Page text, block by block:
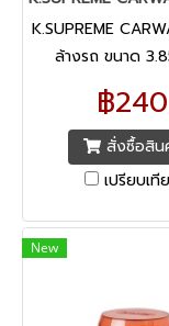
K.SUPREME
ล้างรถ ขนาด
สามารถล้างรถได้โ
อันตรายต่อสีเคลื
ผลิตภัณฑ์ล้างรถชนิ
฿240
สั่งซื้อสิน
เปรียบเที
New